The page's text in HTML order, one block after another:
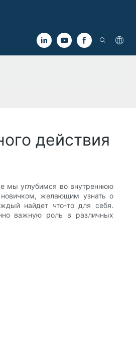
действия
мы углубимся во внутреннюю
желающим узнать о
найдет что-то для себя.
важную роль в различных